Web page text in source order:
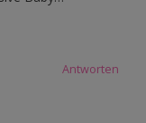
Antworten